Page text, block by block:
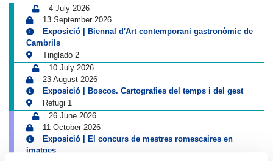
4 July 2026
13 September 2026
Exposició | Biennal d'Art contemporani gastronòmic de
Cambrils
Tinglado 2
10 July 2026
23 August 2026
Exposició | Boscos. Cartografies del temps i del gest
Refugi 1
26 June 2026
11 October 2026
Exposició | El concurs de mestres romescaires en
imatges